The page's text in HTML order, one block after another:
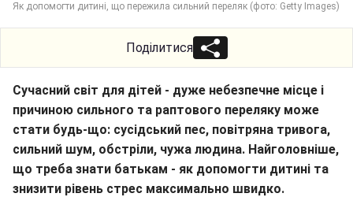
Як допомогти дитині, що пережила сильний переляк (фото: Getty Images)
Поділитися
Сучасний світ для дітей - дуже небезпечне місце і
причиною сильного та раптового переляку може
стати будь-що: сусідський пес, повітряна тривога,
сильний шум, обстріли, чужа людина. Найголовніше,
що треба знати батькам - як допомогти дитині та
знизити рівень стрес максимально швидко.